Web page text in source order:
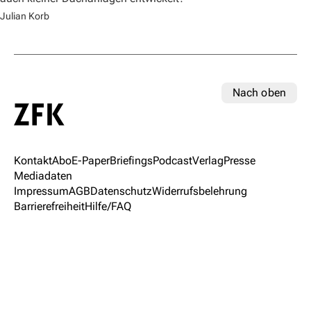
Julian Korb
Nach oben
KontaktAboE-PaperBriefingsPodcastVerlagPresse
Mediadaten
ImpressumAGBDatenschutzWiderrufsbelehrung
BarrierefreiheitHilfe/FAQ